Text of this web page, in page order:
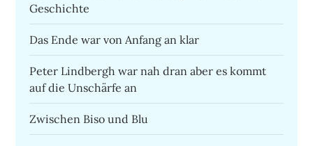
Geschichte
Das Ende war von Anfang an klar
Peter Lindbergh war nah dran aber es kommt
auf die Unschärfe an
Zwischen Biso und Blu